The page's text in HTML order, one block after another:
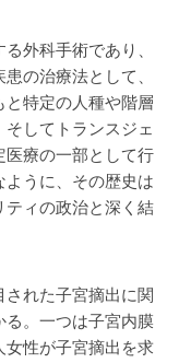
外科手術であり、
の治療法として、
特定の人種や階層
してトランスジェ
医療の一部として行
うに、その歴史は
ティの政治と深く結
された子宮摘出に関
る。一つは子宮内膜
女性が子宮摘出を求